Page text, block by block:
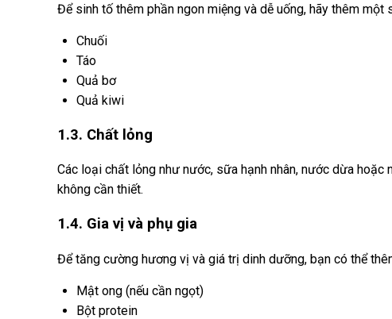
Để sinh tố thêm phần ngon miệng và dễ uống, hãy thêm một
Chuối
Táo
Quả bơ
Quả kiwi
1.3. Chất lỏng
Các loại chất lỏng như nước, sữa hạnh nhân, nước dừa
không cần thiết.
1.4. Gia vị và phụ gia
Để tăng cường hương vị và giá trị dinh dưỡng, bạn có thể
Mật ong (nếu cần ngọt)
Bột protein